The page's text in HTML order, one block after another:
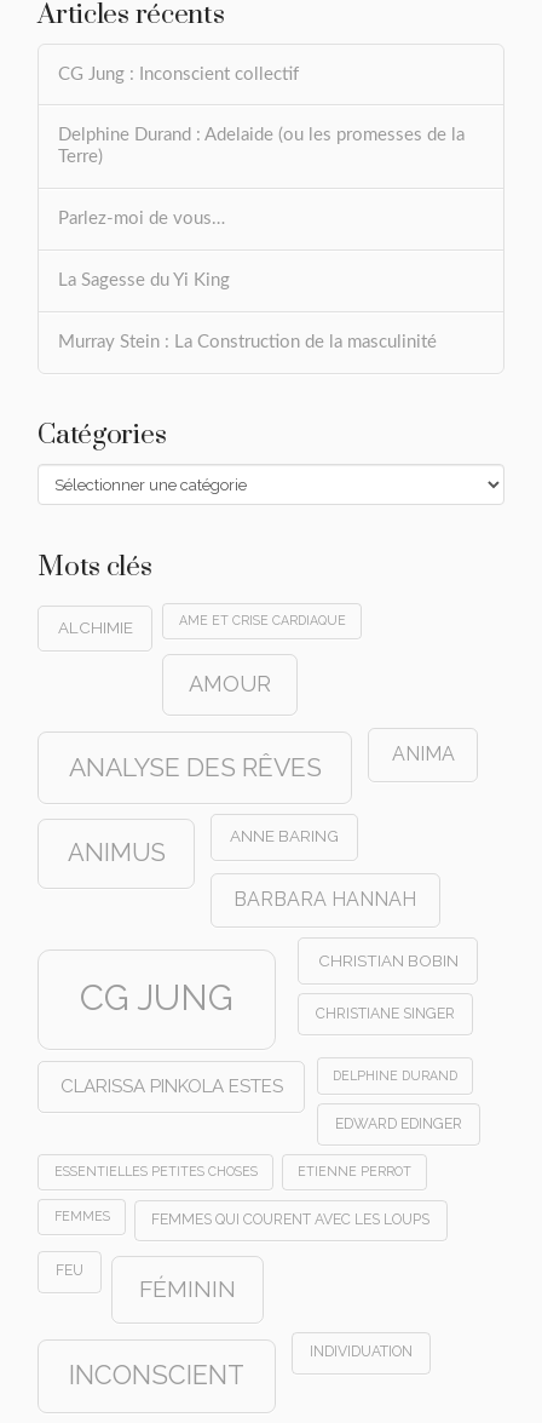
Articles récents
CG Jung : Inconscient collectif
Delphine Durand : Adelaide (ou les promesses de la
Terre)
Parlez-moi de vous…
La Sagesse du Yi King
Murray Stein : La Construction de la masculinité
Catégories
Catégories
Mots clés
ALCHIMIE AME ET CRISE CARDIAQUE
AMOUR
ANALYSE DES RÊVES ANIMA
ANIMUS
ANNE BARING
BARBARA HANNAH
CG JUNG
CHRISTIAN BOBIN
CHRISTIANE SINGER
CLARISSA PINKOLA ESTES DELPHINE DURAND
EDWARD EDINGER
ESSENTIELLES PETITES CHOSES ETIENNE PERROT
FEMMES FEMMES QUI COURENT AVEC LES LOUPS
FEU
FÉMININ
INCONSCIENT
INDIVIDUATION